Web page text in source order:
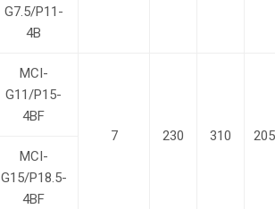
G7.5/P11-
4B
MCI-
G11/P15-
4BF
7
230 310
205
MCI-
G15/P18.5-
4BF